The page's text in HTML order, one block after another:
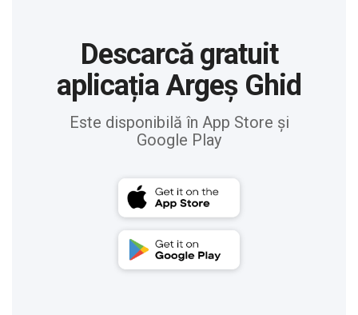
Descarcă gratuit
aplicația Argeș Ghid
Este disponibilă în App Store și
Google Play